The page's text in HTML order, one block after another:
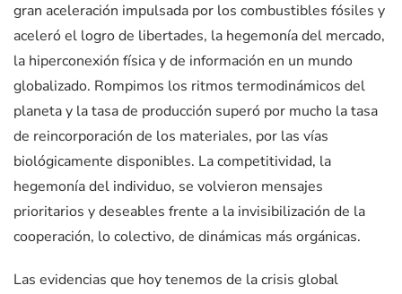
gran aceleración impulsada por los combustibles fósiles y
aceleró el logro de libertades, la hegemonía del mercado,
la hiperconexión física y de información en un mundo
globalizado. Rompimos los ritmos termodinámicos del
planeta y la tasa de producción superó por mucho la tasa
de reincorporación de los materiales, por las vías
biológicamente disponibles. La competitividad, la
hegemonía del individuo, se volvieron mensajes
prioritarios y deseables frente a la invisibilización de la
cooperación, lo colectivo, de dinámicas más orgánicas.
Las evidencias que hoy tenemos de la crisis global